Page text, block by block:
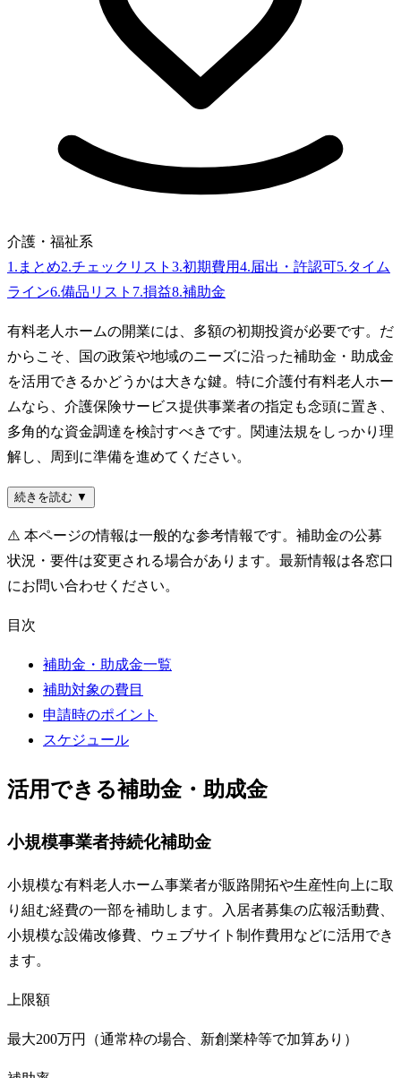
介護・福祉系
1 . まとめ2.チェックリスト 3.初期費用4.届出・許認可5.タイム
ライン6.備品リスト 7.損益8.補助金
有料老人ホームの開業には、多額の初期投資が必要です。だ
からこそ、国の政策や地域のニーズに沿った補助金・助成金
を活用できるかどうかは大きな鍵。特に介護付有料老人ホー
ムなら、介護保険サービス提供事業者の指定も念頭に置き、
多角的な資金調達を検討すべきです。関連法規をしっかり理
解し、周到に準備を進めてください。
続きを読む ▼
⚠️ 本ページの情報は一般的な参考情報です。補助金の公募
状況・要件は変更される場合があります。最新情報は各窓口
にお問い合わせください。
目次
補助金・助成金一覧
補助対象の費目
申請時のポイント
スケジュール
活用できる補助金・助成金
小規模事業者持続化補助金
小規模な有料老人ホーム事業者が販路開拓や生産性向上に取
り組む経費の一部を補助します。入居者募集の広報活動費、
小規模な設備改修費、ウェブサイト制作費用などに活用でき
ます。
上限額
最大200万円（通常枠の場合、新創業枠等で加算あり）